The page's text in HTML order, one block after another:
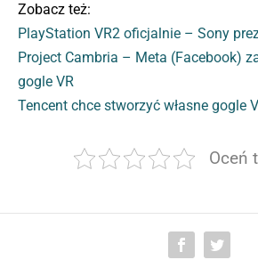
Zobacz też:
PlayStation VR2 oficjalnie – Sony
Project Cambria – Meta (Facebook)
gogle VR
Tencent chce stworzyć własne gogle
Oceń